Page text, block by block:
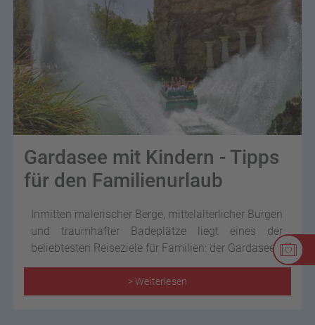
Gardasee mit Kindern - Tipps
für den Familienurlaub
Inmitten malerischer Berge, mittelalterlicher Burgen
und traumhafter Badeplätze liegt eines der
beliebtesten Reiseziele für Familien: der Gardasee.
> Weiterlesen